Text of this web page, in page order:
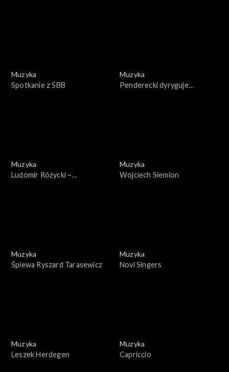
Muzyka
Spotkanie z SBB
Muzyka
Penderecki dyryguje
Muzyka
Ludomir Różycki –
Muzyka
Wojciech Siemion
Muzyka
Śpiewa Ryszard Tarasewicz
Muzyka
Novi Singers
Muzyka
Leszek Herdegen
Muzyka
Capriccio